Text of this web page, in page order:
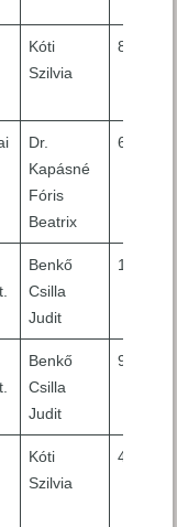
Kóti
Szilvia
8
Dr.
Kapásné
Fóris
Beatrix
6
Benkő
Csilla
Judit
10
Benkő
Csilla
Judit
9
Kóti
Szilvia
4